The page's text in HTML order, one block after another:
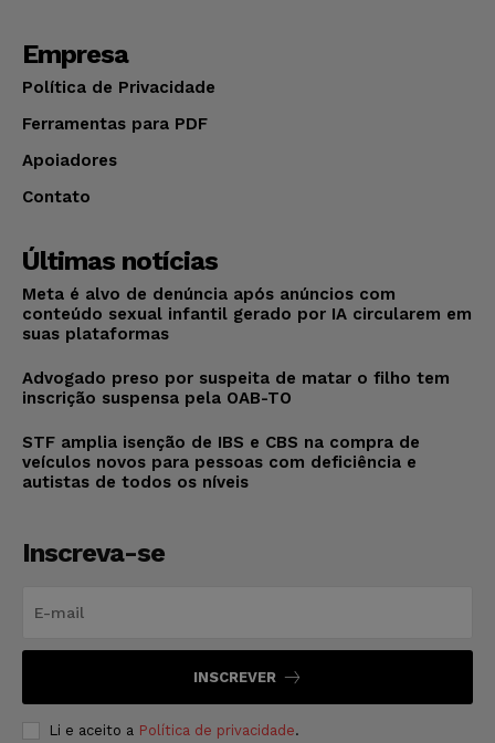
Empresa
Política de Privacidade
Ferramentas para PDF
Apoiadores
Contato
Últimas notícias
Meta é alvo de denúncia após anúncios com
conteúdo sexual infantil gerado por IA circularem em
suas plataformas
Advogado preso por suspeita de matar o filho tem
inscrição suspensa pela OAB-TO
STF amplia isenção de IBS e CBS na compra de
veículos novos para pessoas com deficiência e
autistas de todos os níveis
Inscreva-se
INSCREVER
Li e aceito a Política de privacidade.